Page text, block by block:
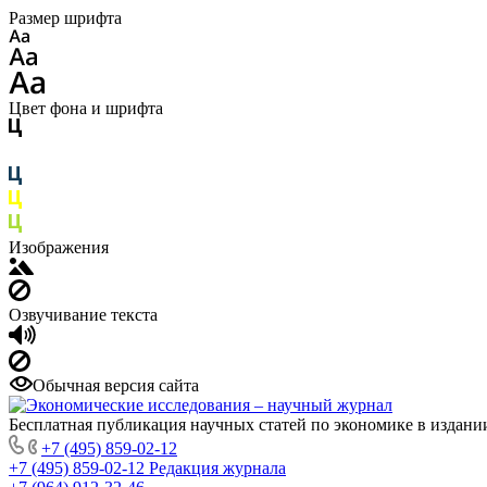
Размер шрифта
Цвет фона и шрифта
Изображения
Озвучивание текста
Обычная версия сайта
Бесплатная публикация научных статей по экономике в
+7 (495) 859-02-12
+7 (495) 859-02-12 Редакция журнала